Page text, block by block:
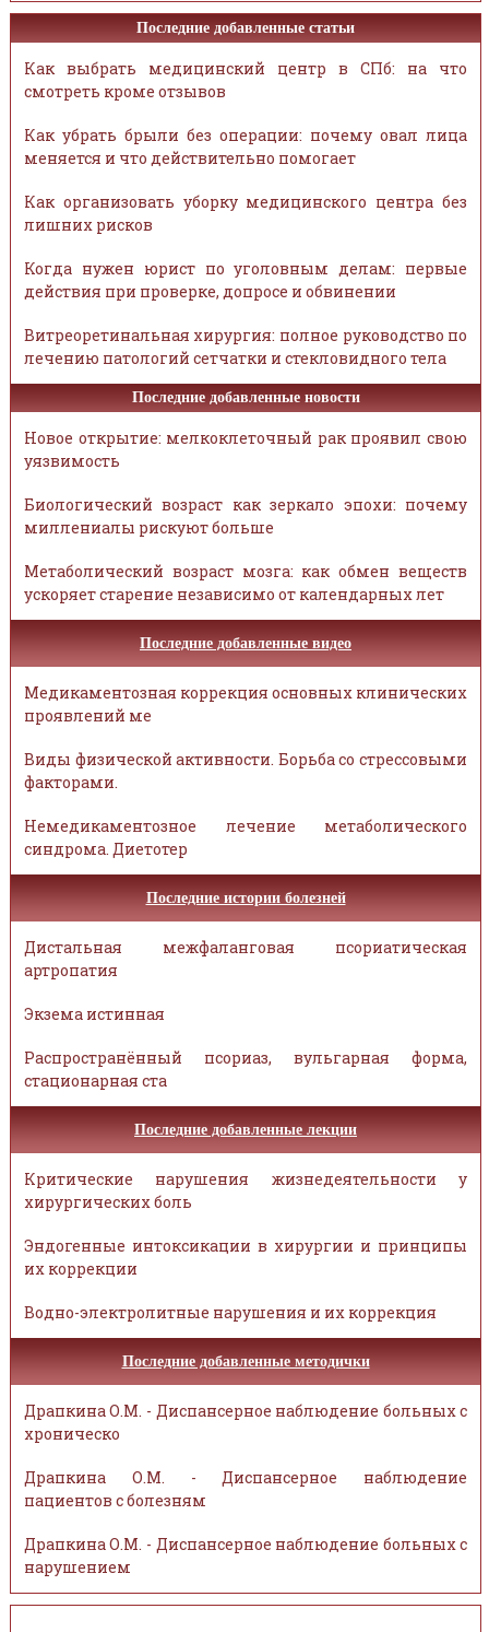
Последние добавленные статьи
Как выбрать медицинский центр в СПб: на что
смотреть кроме отзывов
Как убрать брыли без операции: почему овал лица
меняется и что действительно помогает
Как организовать уборку медицинского центра без
лишних рисков
Когда нужен юрист по уголовным делам: первые
действия при проверке, допросе и обвинении
Витреоретинальная хирургия: полное руководство по
лечению патологий сетчатки и стекловидного тела
Последние добавленные новости
Новое открытие: мелкоклеточный рак проявил свою
уязвимость
Биологический возраст как зеркало эпохи: почему
миллениалы рискуют больше
Метаболический возраст мозга: как обмен веществ
ускоряет старение независимо от календарных лет
Последние добавленные видео
Медикаментозная коррекция основных клинических
проявлений ме
Виды физической активности. Борьба со стрессовыми
факторами.
Немедикаментозное лечение метаболического
синдрома. Диетотер
Последние истории болезней
Дистальная межфаланговая псориатическая
артропатия
Экзема истинная
Распространённый псориаз, вульгарная форма,
стационарная ста
Последние добавленные лекции
Критические нарушения жизнедеятельности у
хирургических боль
Эндогенные интоксикации в хирургии и принципы
их коррекции
Водно-электролитные нарушения и их коррекция
Последние добавленные методички
Драпкина О.М. - Диспансерное наблюдение больных с
хроническо
Драпкина О.М. - Диспансерное наблюдение
пациентов с болезням
Драпкина О.М. - Диспансерное наблюдение больных с
нарушением